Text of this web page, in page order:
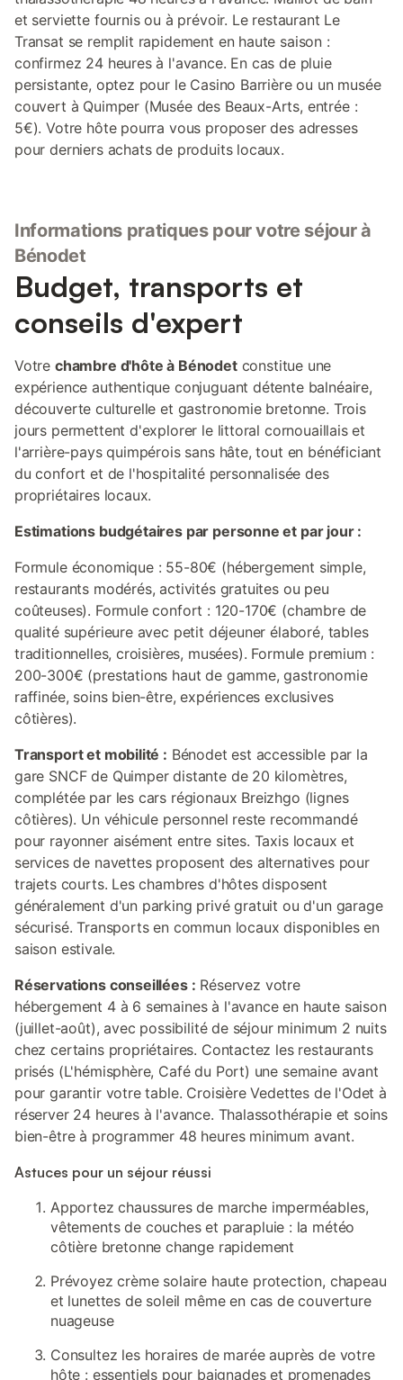
et serviette fournis ou à prévoir. Le restaurant Le
Transat se remplit rapidement en haute saison :
confirmez 24 heures à l'avance. En cas de pluie
persistante, optez pour le Casino Barrière ou un musée
couvert à Quimper (Musée des Beaux-Arts, entrée :
5€). Votre hôte pourra vous proposer des adresses
pour derniers achats de produits locaux.
Informations pratiques pour votre séjour à
Bénodet
Budget, transports et
conseils d'expert
Votre chambre d'hôte à Bénodetconstitue une
expérience authentique conjuguant détente balnéaire,
découverte culturelle et gastronomie bretonne. Trois
jours permettent d'explorer le littoral cornouaillais et
l'arrière-pays quimpérois sans hâte, tout en bénéficiant
du confort et de l'hospitalité personnalisée des
propriétaires locaux.
Estimations budgétaires par personne et par jour :
Formule économique : 55-80€ (hébergement simple,
restaurants modérés, activités gratuites ou peu
coûteuses). Formule confort : 120-170€ (chambre de
qualité supérieure avec petit déjeuner élaboré, tables
traditionnelles, croisières, musées). Formule premium :
200-300€ (prestations haut de gamme, gastronomie
raffinée, soins bien-être, expériences exclusives
côtières).
Transport et mobilité : Bénodet est accessible par la
gare SNCF de Quimper distante de 20 kilomètres,
complétée par les cars régionaux Breizhgo (lignes
côtières). Un véhicule personnel reste recommandé
pour rayonner aisément entre sites. Taxis locaux et
services de navettes proposent des alternatives pour
trajets courts. Les chambres d'hôtes disposent
généralement d'un parking privé gratuit ou d'un garage
sécurisé. Transports en commun locaux disponibles en
saison estivale.
Réservations conseillées : Réservez votre
hébergement 4 à 6 semaines à l'avance en haute saison
(juillet-août), avec possibilité de séjour minimum 2 nuits
chez certains propriétaires. Contactez les restaurants
prisés (L'hémisphère, Café du Port) une semaine avant
pour garantir votre table. Croisière Vedettes de l'Odet à
réserver 24 heures à l'avance. Thalassothérapie et soins
bien-être à programmer 48 heures minimum avant.
Astuces pour un séjour réussi
Apportez chaussures de marche imperméables,
vêtements de couches et parapluie : la météo
côtière bretonne change rapidement
Prévoyez crème solaire haute protection, chapeau
et lunettes de soleil même en cas de couverture
nuageuse
Consultez les horaires de marée auprès de votre
hôte : essentiels pour baignades et promenades